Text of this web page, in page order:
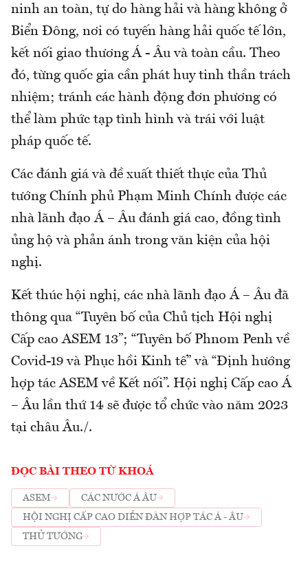
ninh an toàn, tự do hàng hải và hàng không ở
Biển Đông, nơi có tuyến hàng hải quốc tế lớn,
kết nối giao thương Á - Âu và toàn cầu. Theo
đó, từng quốc gia cần phát huy tinh thần trách
nhiệm; tránh các hành động đơn phương có
thể làm phức tạp tình hình và trái với luật
pháp quốc tế.
Các đánh giá và đề xuất thiết thực của Thủ
tướng Chính phủ Phạm Minh Chính được các
nhà lãnh đạo Á – Âu đánh giá cao, đồng tình
ủng hộ và phản ánh trong văn kiện của hội
nghị.
Kết thúc hội nghị, các nhà lãnh đạo Á – Âu đã
thông qua “Tuyên bố của Chủ tịch Hội nghị
Cấp cao ASEM 13”; “Tuyên bố Phnom Penh về
Covid-19 và Phục hồi Kinh tế” và “Định hướng
hợp tác ASEM về Kết nối”. Hội nghị Cấp cao Á
– Âu lần thứ 14 sẽ được tổ chức vào năm 2023
tại châu Âu./.
ĐỌC BÀI THEO TỪ KHOÁ
ASEM
CÁC NƯỚC Á ÂU
HỘI NGHỊ CẤP CAO DIỄN ĐÀN HỢP TÁC Á - ÂU
THỦ TƯỚNG